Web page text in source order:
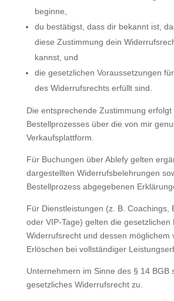
beginne,
du bestätigst, dass dir bekannt ist,
diese Zustimmung dein
kannst, und
die gesetzlichen Voraussetzungen
des Widerrufsrechts erfüllt sind.
Die entsprechende Zustimmung
Bestellprozesses über die von mir
Verkaufsplattform.
Für Buchungen über Ablefy gelten
dargestellten Widerrufsbelehrungen
Bestellprozess abgegebenen
Für Dienstleistungen (z. B. Coachings,
oder VIP-Tage) gelten die gesetzlichen
Widerrufsrecht und dessen möglichem
Erlöschen bei vollständiger
Unternehmern im Sinne des § 14 BGB
gesetzliches Widerrufsrecht zu.